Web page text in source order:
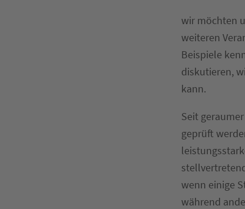
wir möchten
weiteren
Beispiele
diskutieren,
kann.
Seit
geprüft
wenn einige
während